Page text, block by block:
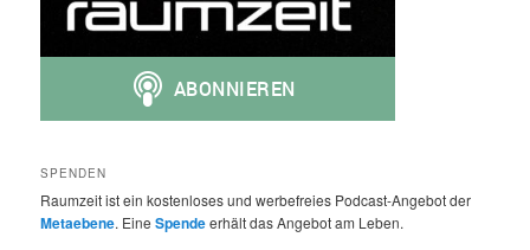
SPENDEN
Raumzeit ist ein kostenloses und werbefreies Podcast-Angebot der
Metaebene. EineSpendeerhält das Angebot am Leben.